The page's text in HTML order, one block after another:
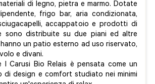
di legno, pietra e marmo. Dotate
frigo bar, aria condizionata,
accappatoio e prodotti di
sono distribuite su due piani ed altre
un patio esterno ad uso riservato,
e divani.
I Carusi Bio Relais è pensata come un
di design e comfort studiato nei minimi